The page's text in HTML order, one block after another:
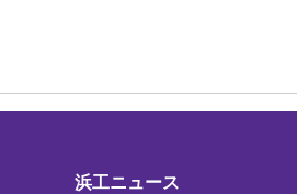
浜工ニュース